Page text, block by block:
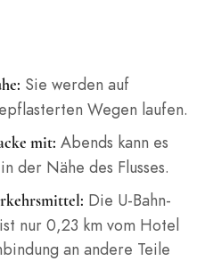
Sie werden auf
Wegen laufen.
mit: Abends kann es
der Nähe des Flusses.
Die U-Bahn-
nur 0,23 km vom Hotel
an andere Teile